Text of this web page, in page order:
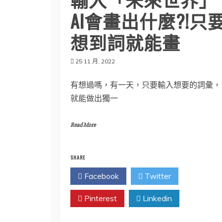
AI會畫出什麼?!只
想到詞就能畫
25 11 月, 2022
有想過嗎，有一天，只要輸入想要的詞彙，
就能做出獨一
Read More
SHARE
Facebook Twitter
Pinterest Linkedin